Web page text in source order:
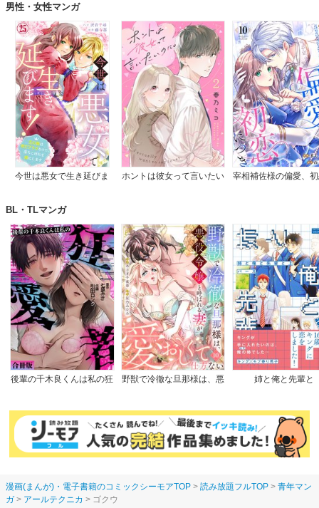
男性・女性マンガ
今世は悪女で生き延びま
します～
ホントは彼女って言いたい
宰相補佐様の偏愛、
BL・TLマンガ
後輩の千木良くんは私の狂
野獣で冷徹な旦那様は、悪
姉と俺と先輩と
漫画(まんが)・電子書籍のコミックシーモアTOP 読み放題フルTOP
青年マン
ガ
アールテクニカ ゴクウ